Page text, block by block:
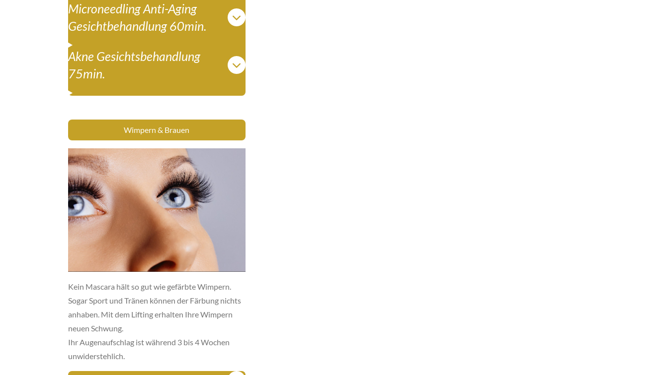
Microneedling Anti-Aging
Gesichtbehandlung 60min.
Akne Gesichtsbehandlung
75min.
Wimpern & Brauen
Kein Mascara hält so gut wie gefärbte Wimpern.
Sogar Sport und Tränen können der Färbung nichts
anhaben. Mit dem Lifting erhalten Ihre Wimpern
neuen Schwung.
Ihr Augenaufschlag ist während 3 bis 4 Wochen
unwiderstehlich.